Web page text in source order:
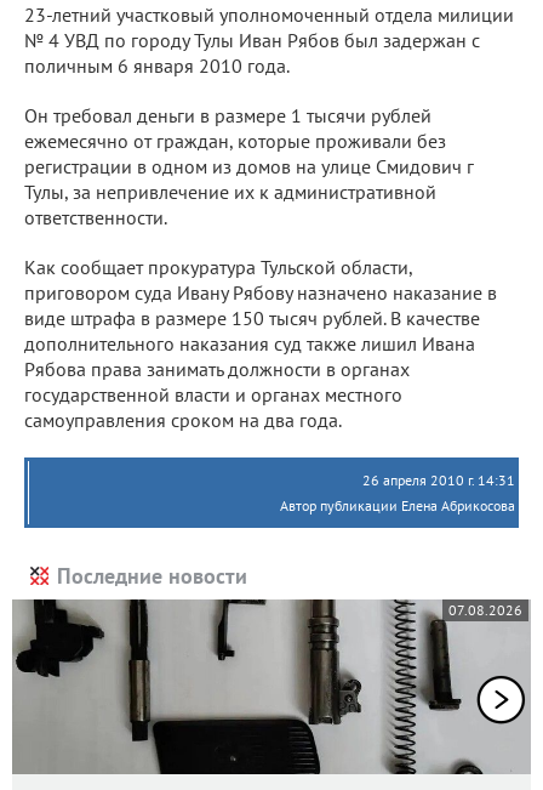
23-летний участковый уполномоченный отдела милиции
№ 4 УВД по городу Тулы Иван Рябов был задержан с
поличным 6 января 2010 года.
Он требовал деньги в размере 1 тысячи рублей
ежемесячно от граждан, которые проживали без
регистрации в одном из домов на улице Смидович г
Тулы, за непривлечение их к административной
ответственности.
Как сообщает прокуратура Тульской области,
приговором суда Ивану Рябову назначено наказание в
виде штрафа в размере 150 тысяч рублей. В качестве
дополнительного наказания суд также лишил Ивана
Рябова права занимать должности в органах
государственной власти и органах местного
самоуправления сроком на два года.
26 апреля 2010 г. 14:31
Автор публикации Елена Абрикосова
Последние новости
07.08.2026